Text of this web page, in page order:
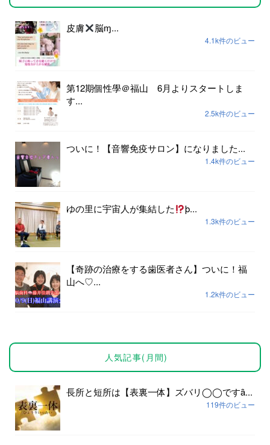
皮膚 脳ɱ...
4.1k件のビュー
第12期個性學＠福山 6月よりスタートしま
す...
2.5k件のビュー
ついに！【音響免疫サロン】になりました...
1.4k件のビュー
ゆの里に宇宙人が集結した þ...
1.3k件のビュー
【奇跡の治療をする歯医者さん】ついに！福
山へ♡...
1.2k件のビュー
人気記事(月間)
長所と短所は【表裏一体】ズバリ◯◯ですȃ...
119件のビュー